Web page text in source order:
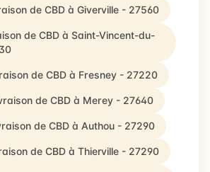
de CBD à Giverville - 27560
de CBD à Saint-Vincent-du-
de CBD à Fresney - 27220
de CBD à Merey - 27640
de CBD à Authou - 27290
de CBD à Thierville - 27290